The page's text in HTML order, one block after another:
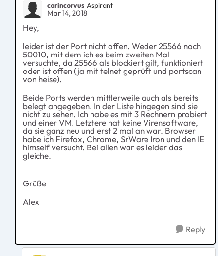
corincorvus Aspirant
Mar 14, 2018
Hey,
leider ist der Port nicht offen. Weder 25566 noch
50010, mit dem ich es beim zweiten Mal
versuchte, da 25566 als blockiert gilt, funktioniert
oder ist offen (ja mit telnet geprüft und portscan
von heise).
Beide Ports werden mittlerweile auch als bereits
belegt angegeben. In der Liste hingegen sind sie
nicht zu sehen. Ich habe es mit 3 Rechnern probiert
und einer VM. Letztere hat keine Virensoftware,
da sie ganz neu und erst 2 mal an war. Browser
habe ich Firefox, Chrome, SrWare Iron und den IE
himself versucht. Bei allen war es leider das
gleiche.
Grüße
Alex
Reply